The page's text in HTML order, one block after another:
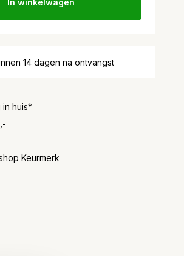
14 dagen na ontvangst
huis*
Keurmerk